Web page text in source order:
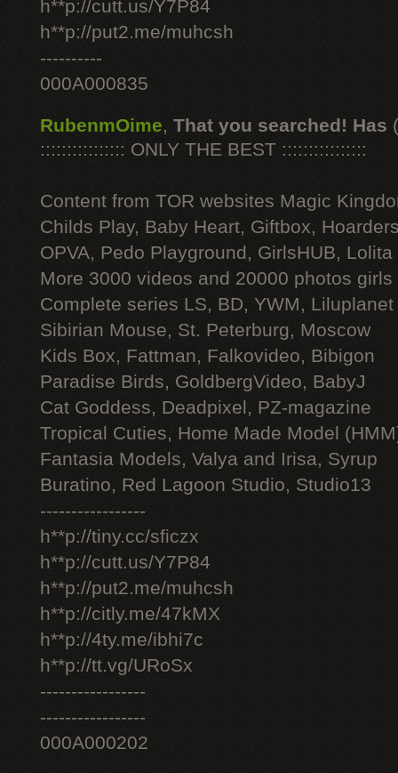
h**p://cutt.us/Y7P84
h**p://put2.me/muhcsh
----------
000A000835
RubenmOime, That you searched! Has
:::::::::::::::: ONLY THE BEST ::::::::::::::::
Content from TOR websites Magic
Childs Play, Baby Heart, Giftbox,
OPVA, Pedo Playground, GirlsHUB, Lolita
More 3000 videos and 20000 photos
Complete series LS, BD, YWM, Liluplanet
Sibirian Mouse, St. Peterburg, Moscow
Kids Box, Fattman, Falkovideo, Bibigon
Paradise Birds, GoldbergVideo, BabyJ
Cat Goddess, Deadpixel, PZ-magazine
Tropical Cuties, Home Made Model
Fantasia Models, Valya and Irisa, Syrup
Buratino, Red Lagoon Studio, Studio13
-----------------
h**p://tiny.cc/sficzx
h**p://cutt.us/Y7P84
h**p://put2.me/muhcsh
h**p://citly.me/47kMX
h**p://4ty.me/ibhi7c
h**p://tt.vg/URoSx
-----------------
-----------------
000A000202